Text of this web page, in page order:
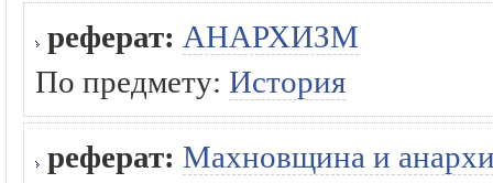
реферат: АНАРХИЗМ
По предмету: История
реферат: Махновщина и